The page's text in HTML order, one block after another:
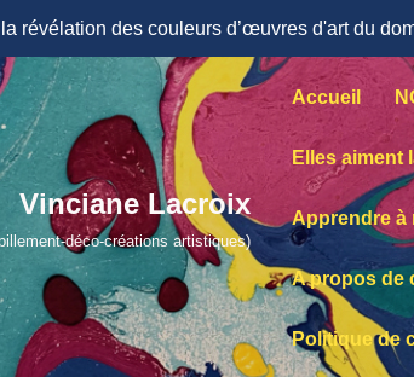
révélation des couleurs d’œuvres d'art du
Vinciane Lacroix
déco-créations artistiques)
Accueil
Elles aiment
Apprendre à
A propos de
Politique de